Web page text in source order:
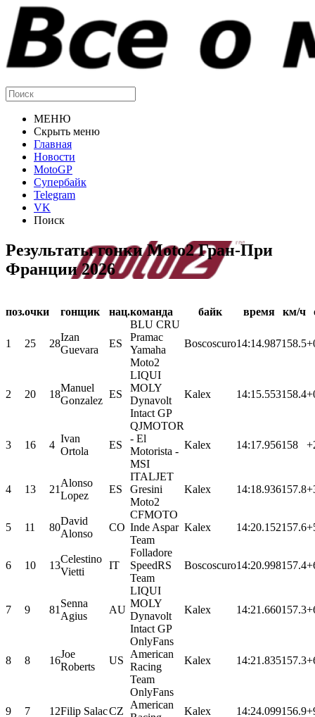
МЕНЮ
Скрыть меню
Главная
Новости
MotoGP
Супербайк
Telegram
VK
Поиск
Результаты гонки Moto2 Гран-При
Франции 2026
поз.очки гонщик нац.команда байк время км/ч
1 25 28
Izan
Guevara
ES
BLU CRU
Pramac
Yamaha
Moto2
Boscoscuro14:14.987158.5
2 20 18
Manuel
Gonzalez
ES
LIQUI
MOLY
Dynavolt
Intact GP
Kalex 14:15.553158.4
3 16 4
Ivan
Ortola
ES
QJMOTOR
- El
Motorista -
MSI
Kalex 14:17.956158
4 13 21
Alonso
Lopez
ES
ITALJET
Gresini
Moto2
Kalex 14:18.936157.8
5 11 80
David
Alonso
CO
CFMOTO
Inde Aspar
Team
Kalex 14:20.152157.6
6 10 13
Celestino
Vietti
IT
Folladore
SpeedRS
Team
Boscoscuro14:20.998157.4
7 9 81
Senna
Agius
AU
LIQUI
MOLY
Dynavolt
Intact GP
Kalex 14:21.660157.3
8 8 16
Joe
Roberts
US
OnlyFans
American
Racing
Team
Kalex 14:21.835157.3
9 7 12Filip SalacCZ
OnlyFans
American
Kalex 14:24.099156.9